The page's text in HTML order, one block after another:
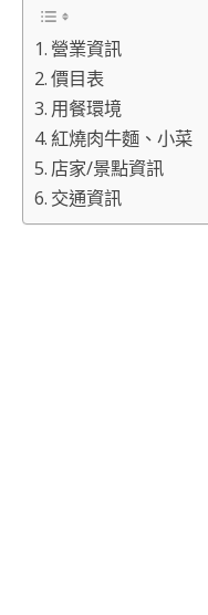
營業資訊
價目表
用餐環境
紅燒肉牛麵、小菜
店家/景點資訊
交通資訊